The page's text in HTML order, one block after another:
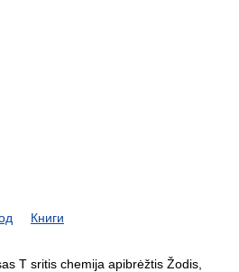
Книги
T sritis chemija apibrėžtis Žodis,